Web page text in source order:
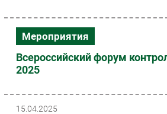
Аналитика
Интервью
Мероприятия
Проекты
Мероприятия
Всероссийский форум
2025
15.04.2025